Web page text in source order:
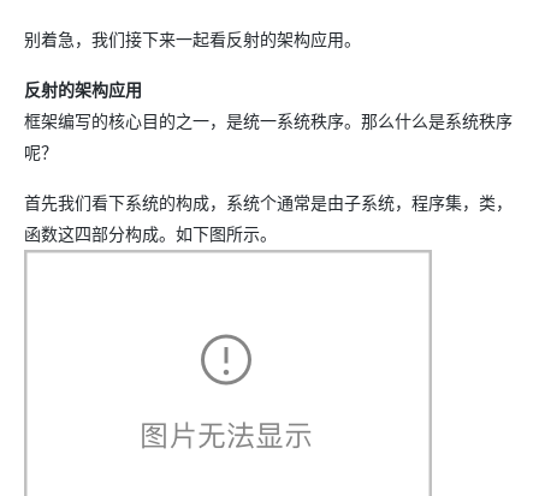
别着急，我们接下来一起看反射的架构应用。
反射的架构应用
框架编写的核心目的之一，是统一系统秩序。那么什么是系统秩序
呢？
首先我们看下系统的构成，系统个通常是由子系统，程序集，类，
函数这四部分构成。如下图所示。